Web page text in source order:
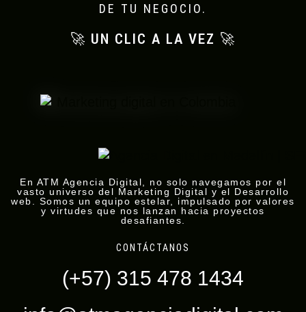
DE TU NEGOCIO.
🚀 UN CLIC A LA VEZ 🚀
CONTÁCTANOS
(+57) 315 478 1434
En ATM Agencia Digital, no solo navegamos por el
vasto universo del Marketing Digital y el Desarrollo
web. Somos un equipo estelar, impulsado por valores
y virtudes que nos lanzan hacia proyectos
desafiantes.